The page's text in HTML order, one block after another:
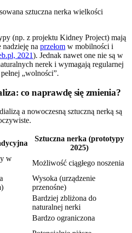
(np. z projektu Kidney Project) mają
na przełom w mobilności i
2021). Jednak nawet one nie są w
nerek i wymagają regularnej
„wolności”.
co naprawdę się zmienia?
a nowoczesną sztuczną nerką są
Sztuczna nerka (prototypy
2025)
w
Możliwość ciągłego noszenia
Wysoka (urządzenie
przenośne)
Bardziej zbliżona do
naturalnej nerki
Bardzo ograniczona